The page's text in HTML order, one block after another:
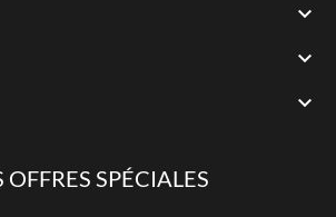



SPÉCIALES